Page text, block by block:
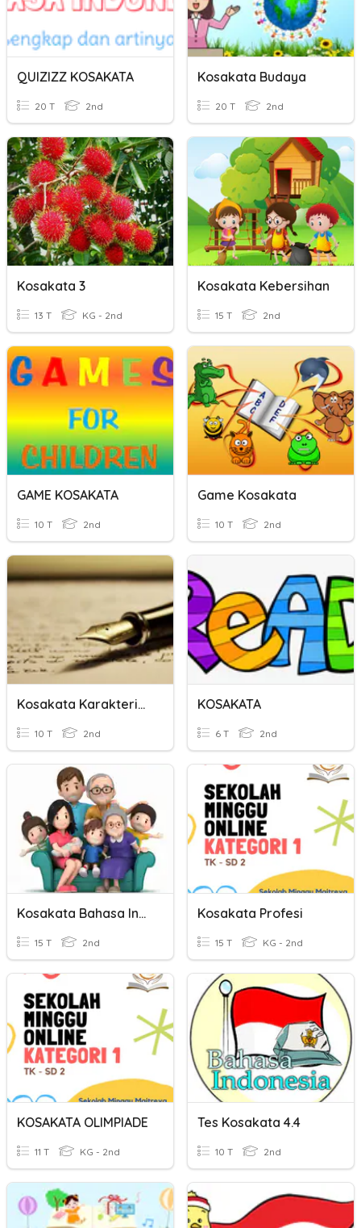
QUIZIZZ KOSAKATA
20 T 2nd
Kosakata Budaya
20 T 2nd
Kosakata 3
13 T KG - 2nd
Kosakata Kebersihan
15 T 2nd
GAME KOSAKATA
10 T 2nd
Game Kosakata
10 T 2nd
Kosakata Karakteristik
10 T 2nd
KOSAKATA
6 T 2nd
Kosakata Bahasa Indonesia (Keluarga)
15 T 2nd
Kosakata Profesi
15 T KG - 2nd
KOSAKATA OLIMPIADE
11 T KG - 2nd
Tes Kosakata 4.4
10 T 2nd